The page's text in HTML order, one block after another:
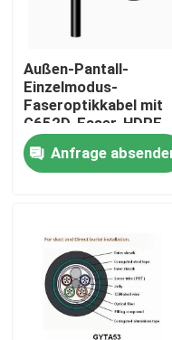
Außen-Pantall-
Einzelmodus-
Faseroptikkabel mit
G652D-Faser-HDPE-
Jacke GYXTW
Anfrage